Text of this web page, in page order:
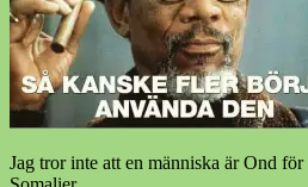
Jag tror inte att en människa är Ond